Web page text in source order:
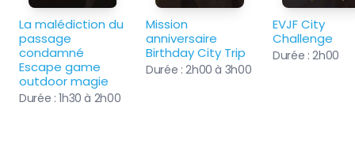
La malédiction du
passage
condamné
Escape game
outdoor magie
Durée :1h30 à 2h00
Mission
anniversaire
Birthday City Trip
Durée :2h00 à 3h00
EVJF City
Challenge
Durée :2h00